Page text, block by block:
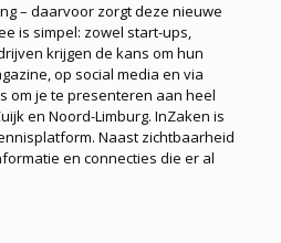
– daarvoor zorgt deze nieuwe
is simpel: zowel start-ups,
krijgen de kans om hun
op social media en via
om je te presenteren aan heel
en Noord-Limburg. InZaken is
Naast zichtbaarheid
en connecties die er al